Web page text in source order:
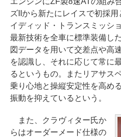
ズIIから新たにレイスで初採
イディッド・トランスミッシ
最新技術を全車に標準装備し
図データを用いて交差点や高
を認識し、それに応じて常に
るというもの。またリアサス
乗り心地と操縦安定性を高め
振動を抑えているという。
また、クラヴィター氏か
らはオーダーメード仕様の